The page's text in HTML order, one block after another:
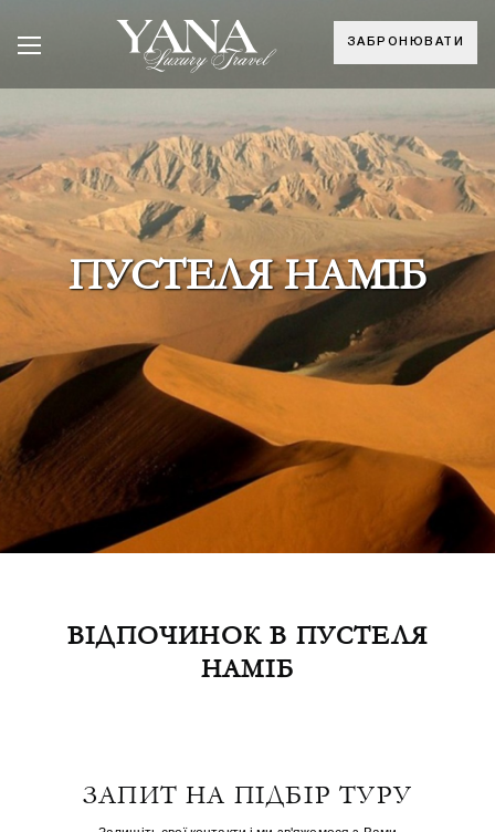
ЗАБРОНЮВАТИ
ПУСТЕЛЯ НАМІБ
ВІДПОЧИНОК В ПУСТЕЛЯ
НАМІБ
ЗАПИТ НА ПІДБІР ТУРУ